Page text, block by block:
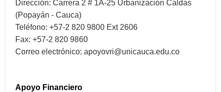
Dirección: Carrera 2 # 1A-25 Urbanización Caldas
(Popayán - Cauca)
Teléfono: +57-2 820 9800 Ext 2606
Fax: +57-2 820 9860
Correo electrónico: apoyovri@unicauca.edu.co
Apoyo Financiero